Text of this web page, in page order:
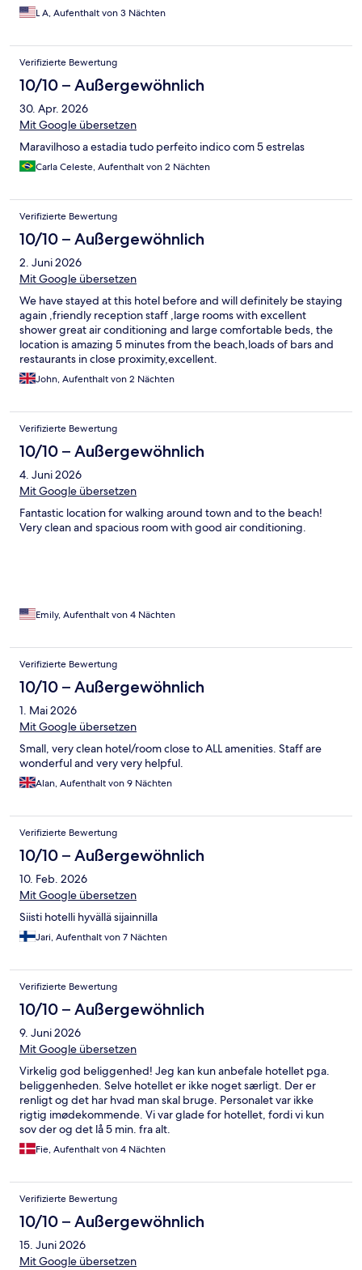
L A, Aufenthalt von 3 Nächten
Verifizierte Bewertung
10/10 – Außergewöhnlich
30. Apr. 2026
Mit Google übersetzen
Maravilhoso a estadia tudo perfeito indico com 5 estrelas
Carla Celeste, Aufenthalt von 2 Nächten
Verifizierte Bewertung
10/10 – Außergewöhnlich
2. Juni 2026
Mit Google übersetzen
We have stayed at this hotel before and will definitely be staying
again ,friendly reception staff ,large rooms with excellent
shower great air conditioning and large comfortable beds, the
location is amazing 5 minutes from the beach,loads of bars and
restaurants in close proximity,excellent.
John, Aufenthalt von 2 Nächten
Verifizierte Bewertung
10/10 – Außergewöhnlich
4. Juni 2026
Mit Google übersetzen
Fantastic location for walking around town and to the beach!
Very clean and spacious room with good air conditioning.
Emily, Aufenthalt von 4 Nächten
Verifizierte Bewertung
10/10 – Außergewöhnlich
1. Mai 2026
Mit Google übersetzen
Small, very clean hotel/room close to ALL amenities. Staff are
wonderful and very very helpful.
Alan, Aufenthalt von 9 Nächten
Verifizierte Bewertung
10/10 – Außergewöhnlich
10. Feb. 2026
Mit Google übersetzen
Siisti hotelli hyvällä sijainnilla
Jari, Aufenthalt von 7 Nächten
Verifizierte Bewertung
10/10 – Außergewöhnlich
9. Juni 2026
Mit Google übersetzen
Virkelig god beliggenhed! Jeg kan kun anbefale hotellet pga.
beliggenheden. Selve hotellet er ikke noget særligt. Der er
renligt og det har hvad man skal bruge. Personalet var ikke
rigtig imødekommende. Vi var glade for hotellet, fordi vi kun
sov der og det lå 5 min. fra alt.
Fie, Aufenthalt von 4 Nächten
Verifizierte Bewertung
10/10 – Außergewöhnlich
15. Juni 2026
Mit Google übersetzen